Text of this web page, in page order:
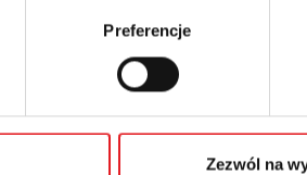
Preferencje
Zezwól na